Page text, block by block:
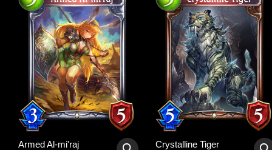
Armed Al-mi'raj Crystalline Tiger